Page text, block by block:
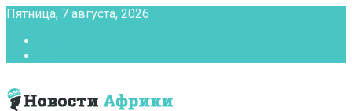
Пятница, 7 августа, 2026